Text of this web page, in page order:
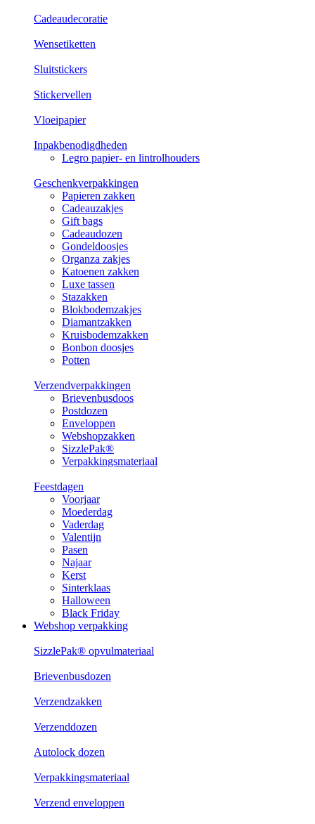
Cadeaudecoratie
Wensetiketten
Sluitstickers
Stickervellen
Vloeipapier
Inpakbenodigdheden
Legro papier- en lintrolhouders
Geschenkverpakkingen
Papieren zakken
Cadeauzakjes
Gift bags
Cadeaudozen
Gondeldoosjes
Organza zakjes
Katoenen zakken
Luxe tassen
Stazakken
Blokbodemzakjes
Diamantzakken
Kruisbodemzakken
Bonbon doosjes
Potten
Verzendverpakkingen
Brievenbusdoos
Postdozen
Enveloppen
Webshopzakken
SizzlePak®
Verpakkingsmateriaal
Feestdagen
Voorjaar
Moederdag
Vaderdag
Valentijn
Pasen
Najaar
Kerst
Sinterklaas
Halloween
Black Friday
Webshop verpakking
SizzlePak® opvulmateriaal
Brievenbusdozen
Verzendzakken
Verzenddozen
Autolock dozen
Verpakkingsmateriaal
Verzend enveloppen